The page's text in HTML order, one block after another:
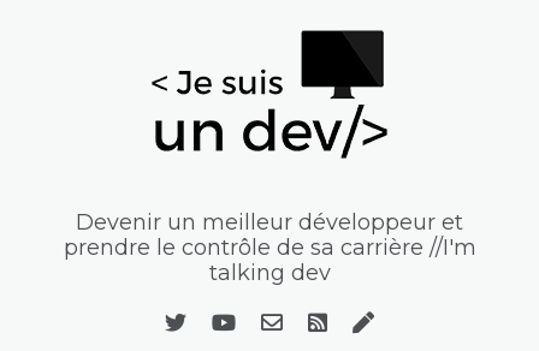
Devenir un meilleur développeur et
prendre le contrôle de sa carrière //I'm
talking dev